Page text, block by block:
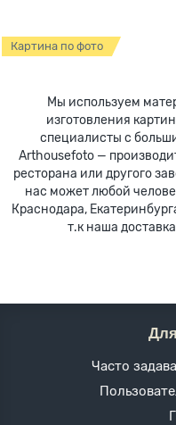
Картина по фото
Мы используем
изготовления
специалисты с
Arthousefoto —
ресторана или другого
нас может любой
Краснодара,
т.к наша
Часто